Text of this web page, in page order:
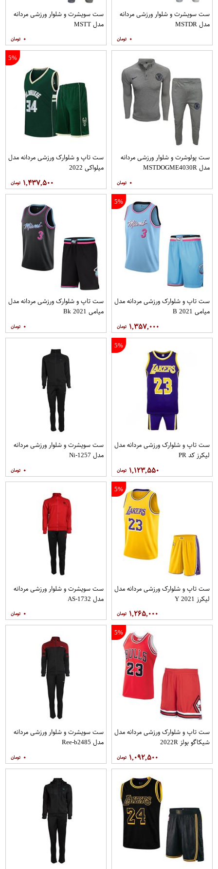
ست سویشرت و شلوار ورزشی مردانه
مدل MSTDR
۰
ست سویشرت و شلوار ورزشی مردانه
مدل MSTT
۰
ست پولوشرت و شلوار ورزشی مردانه
مدل MSTDOGME4030R
۰
5%
ست تاپ و شلوارک ورزشی مردانه مدل
میلواکی 2022
۱,۴۳۷,۵۰۰
5%
ست تاپ و شلوارک ورزشی مردانه مدل
میامی B 2021
۱,۳۵۷,۰۰۰
ست تاپ و شلوارک ورزشی مردانه مدل
میامی Bk 2021
۰
5%
ست تاپ و شلوارک ورزشی مردانه مدل
لیکرز کد PR
۱,۱۲۳,۵۵۰
ست سویشرت و شلوار ورزشی مردانه
مدل Ni-1257
۰
5%
ست تاپ و شلوارک ورزشی مردانه مدل
لیکرز 2021 Y
۱,۲۶۵,۰۰۰
ست سویشرت و شلوار ورزشی مردانه
مدل AS-1732
۰
5%
ست تاپ و شلوارک ورزشی مردانه مدل
شیکاگو بولز 2022R
۱,۰۹۲,۵۰۰
ست سویشرت و شلوار ورزشی مردانه
مدل Ree-b2485
۰